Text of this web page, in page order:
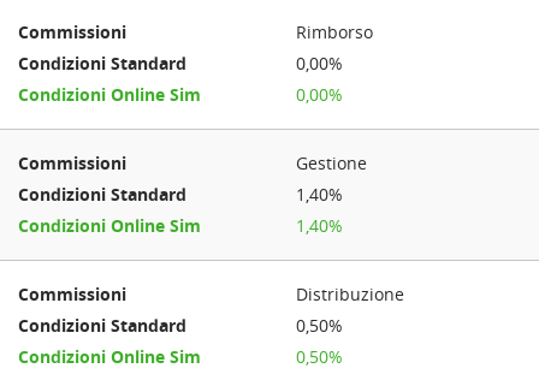
Rimborso
0,00%
0,00%
Gestione
1,40%
1,40%
Distribuzione
0,50%
0,50%